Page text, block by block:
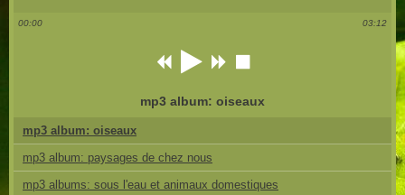
00:00 03:12
mp3 album: oiseaux
mp3 album: oiseaux
mp3 album: paysages de chez nous
mp3 albums: sous l'eau et animaux domestiques